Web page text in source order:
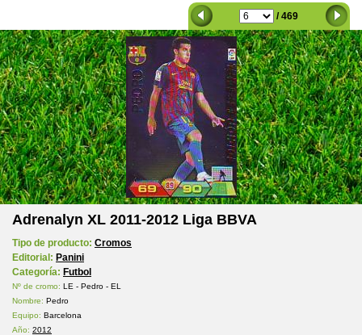
/ 469
Adrenalyn XL 2011-2012 Liga BBVA
Tipo de producto: Cromos
Editorial: Panini
Categoría: Futbol
Nº de cromo: LE - Pedro - EL
Nombre: Pedro
Equipo: Barcelona
Año: 2012